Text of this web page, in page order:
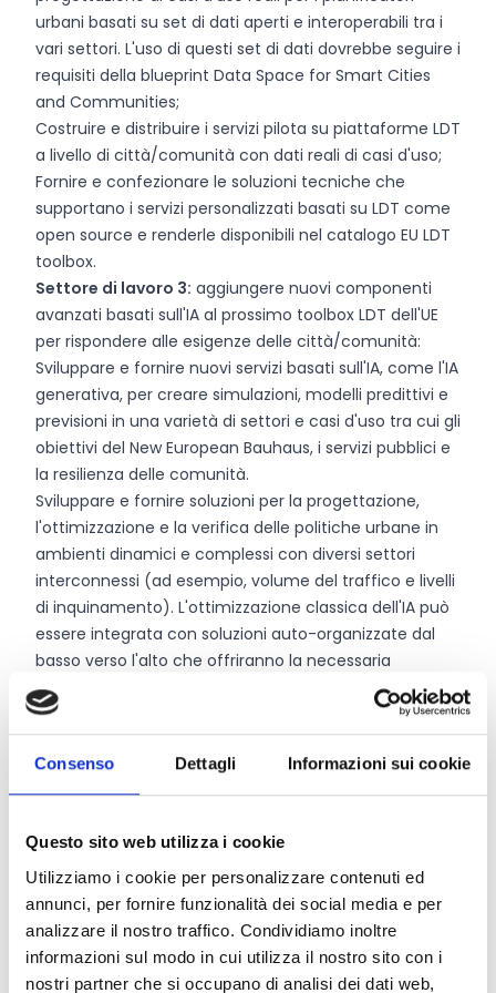
Consenso Dettagli Informazioni sui cookie
Questo sito web utilizza i cookie
Utilizziamo i cookie per personalizzare contenuti ed
annunci, per fornire funzionalità dei social media e per
analizzare il nostro traffico. Condividiamo inoltre
informazioni sul modo in cui utilizza il nostro sito con i
nostri partner che si occupano di analisi dei dati web,
urbani basati su set di dati aperti e interoperabili tra i
vari settori. L'uso di questi set di dati dovrebbe seguire i
requisiti della blueprint Data Space for Smart Cities
and Communities;
Costruire e distribuire i servizi pilota su piattaforme LDT
a livello di città/comunità con dati reali di casi d'uso;
Fornire e confezionare le soluzioni tecniche che
supportano i servizi personalizzati basati su LDT come
open source e renderle disponibili nel catalogo EU LDT
toolbox.
Settore di lavoro 3: aggiungere nuovi componenti
avanzati basati sull'IA al prossimo toolbox LDT dell'UE
per rispondere alle esigenze delle città/comunità:
Sviluppare e fornire nuovi servizi basati sull'IA, come l'IA
generativa, per creare simulazioni, modelli predittivi e
previsioni in una varietà di settori e casi d'uso tra cui gli
obiettivi del New European Bauhaus, i servizi pubblici e
la resilienza delle comunità.
Sviluppare e fornire soluzioni per la progettazione,
l'ottimizzazione e la verifica delle politiche urbane in
ambienti dinamici e complessi con diversi settori
interconnessi (ad esempio, volume del traffico e livelli
di inquinamento). L'ottimizzazione classica dell'IA può
essere integrata con soluzioni auto-organizzate dal
basso verso l'alto che offriranno la necessaria
adattabilità e solidità.
Sviluppare e fornire nuovi servizi complessi basati
sull'IA relativi all'impegno dei cittadini, con o senza
l'uso di tecnologie di realtà estesa, per affrontare gli
aspetti dell'iniziativa New European Bauhaus e
incentrato sui cittadini.
Fornire e confezionare i componenti basati sull'IA in
una soluzione pronta all'uso, in modo che possano
essere riutilizzati e diventare parte del catalogo di
strumenti LDT dell'UE.
Ilsostegno finanziario a terzideve rispettare le